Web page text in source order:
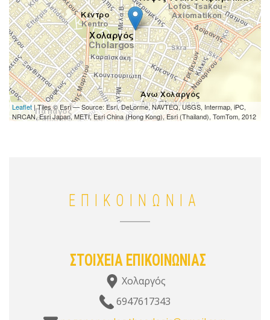
Leaflet | Tiles © Esri — Source: Esri, DeLorme, NAVTEQ, USGS, Intermap, iPC,
NRCAN, Esri Japan, METI, Esri China (Hong Kong), Esri (Thailand), TomTom, 2012
ΕΠΙΚΟΙΝΩΝΙΑ
ΣΤΟΙΧΕΙΑ ΕΠΙΚΟΙΝΩΝΙΑΣ
Χολαργός
6947617343